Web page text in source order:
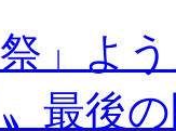
」よ
最後